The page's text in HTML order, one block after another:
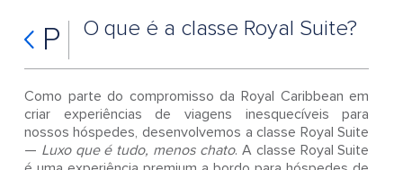
P O que é a classe Royal Suite?
Como parte do compromisso da Royal Caribbean em
criar experiências de viagens inesquecíveis para
nossos hóspedes, desenvolvemos a classe Royal Suite
— Luxo que é tudo, menos chato. A classe Royal Suite